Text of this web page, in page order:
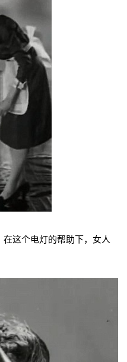
这个电灯的帮助下，女人